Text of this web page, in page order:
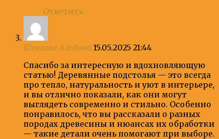
Ответить
Шаехова Альбина 15.05.2025 21:44
Спасибо за интересную и вдохновляющую
статью! Деревянные подстолья — это всегда
про тепло, натуральность и уют в интерьере,
и вы отлично показали, как они могут
выглядеть современно и стильно. Особенно
понравилось, что вы рассказали о разных
породах древесины и нюансах их обработки
— такие детали очень помогают при выборе.